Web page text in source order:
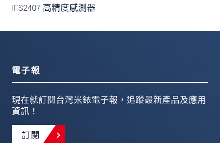
IFS2407 高精度感測器
電子報
現在就訂閱台灣米銥電子報，追蹤最新產品及應用
資訊！
訂閱